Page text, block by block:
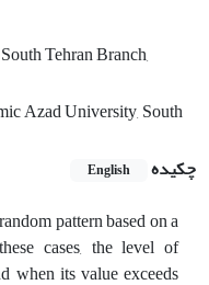
Tehran Branch,
Azad University, South
چکیده
English
pattern based on a
cases, the level of
when its value exceeds